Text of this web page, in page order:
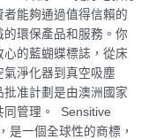
能夠通過值得信賴的
環保產品和服務。你
的藍蝴蝶標誌，從床
氣淨化器到真空吸塵
准計劃是由澳洲國家
同管理。 Sensitive
是一個全球性的商標，